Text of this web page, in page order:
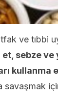
ve tıbbi
et, sebze ve
kullanma
savaşmak